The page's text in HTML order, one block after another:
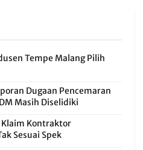
Tempe Malang Pilih
Dugaan Pencemaran
Masih Diselidiki
Klaim Kontraktor
Sesuai Spek